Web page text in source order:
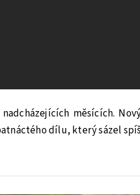
měsících.
dílu, který sázel